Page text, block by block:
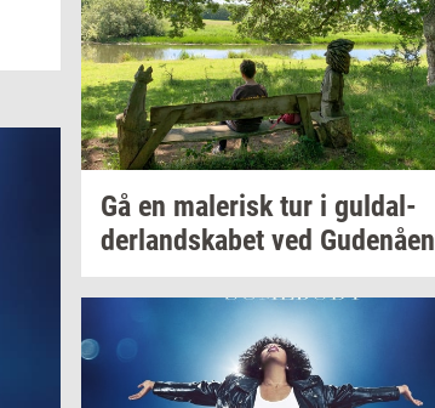
Gå en ma­le­risktur i gul­dal­
der­land­ska­bet ved Gu­denå­en